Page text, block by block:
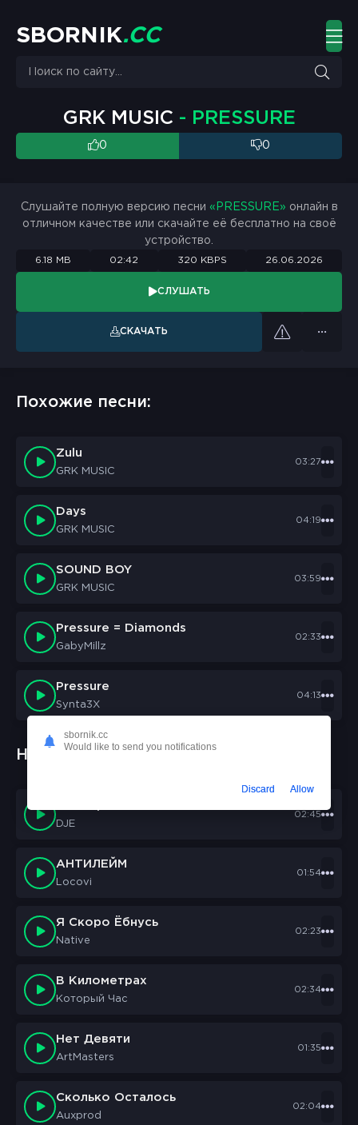
S BO R N K.CC
GRK MUSIC - PRESSURE
0 0
Слушайте полную версию песни «PRESSURE» онлайн в
отличном качестве или скачайте её бесплатно на своё
устройство.
6.18 MB 02:42 320 KBPS 26.06.2026
СЛУШАТЬ
СКАЧАТЬ
Похожие песни:
Zulu
GRK MUSIC
03:27
Days
GRK MUSIC
04:19
SOUND BOY
GRK MUSIC
03:59
Pressure = Diamonds
GabyMillz
02:33
Pressure
Synta3X
04:13
Новые треки:
DJE
02:45
АНТИЛЕЙМ
Locovi
01:54
Я Скоро Ёбнусь
Native
02:23
В Километрах
Который Час
02:34
Нет Девяти
ArtMasters
01:35
Сколько Осталось
Auxprod
02:04
sbornik.cc
Would like to send you notifications
Discard Allow